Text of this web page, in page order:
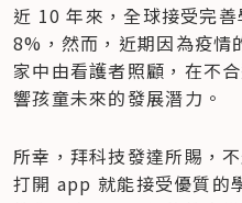
近 10 年來，全球接受完
8%，然而，近期因為疫情
家中由看護者照顧，在不
響孩童未來的發展潛力。
所幸，拜科技發達所賜，
打開 app 就能接受優質的